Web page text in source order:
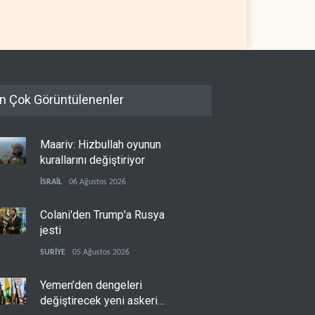
Çok Görüntülenenler
Maariv: Hizbullah oyunun
kurallarını değiştiriyor
İSRAİL 06 Ağustos 2026
Colani'den Trump'a Rusya
jesti
SURİYE 05 Ağustos 2026
Yemen’den dengeleri
değiştirecek yeni askeri